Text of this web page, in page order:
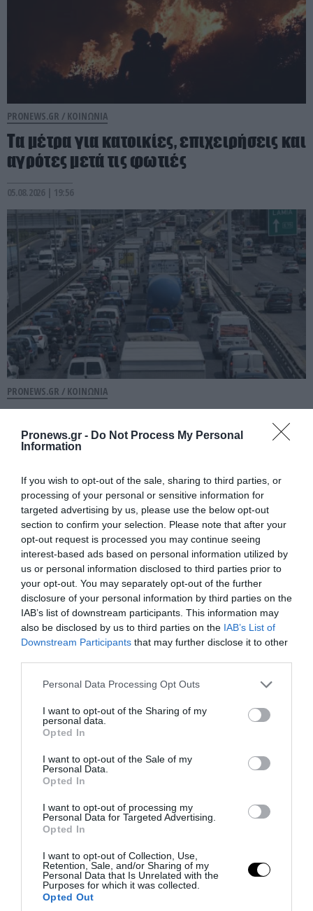
Pronews.gr - Do Not Process My Personal
Information
If you wish to opt-out of the sale, sharing to third parties, or
processing of your personal or sensitive information for
targeted advertising by us, please use the below opt-out
section to confirm your selection. Please note that after your
opt-out request is processed you may continue seeing
interest-based ads based on personal information utilized by
us or personal information disclosed to third parties prior to
your opt-out. You may separately opt-out of the further
disclosure of your personal information by third parties on the
IAB’s list of downstream participants. This information may
also be disclosed by us to third parties on the IAB’s List of
Downstream Participants that may further disclose it to other
Please note that this website/app uses one or more Google
not limited to your visit or usage behaviour. You may click to
grant or deny consent to Google and its third-party tags to
use your data for below specified purposes in below Google
consent section.
Personal Data Processing Opt Outs
I want to opt-out of the Sharing of my
personal data.
Opted In
I want to opt-out of the Sale of my
Personal Data.
Opted In
I want to opt-out of processing my
Personal Data for Targeted Advertising.
Opted In
I want to opt-out of Collection, Use,
Retention, Sale, and/or Sharing of my
Personal Data that Is Unrelated with the
Purposes for which it was collected.
Opted Out
PRONEWS.GR / ΚΟΙΝΩΝΙΑ
Τα μέτρα για κατοικίες, επιχειρήσεις και
αγρότες μετά τις φωτιές
05.08.2026 | 19:56
PRONEWS.GR / ΚΟΙΝΩΝΙΑ
Τροχαίο σημειώθηκε στη Λεωφόρο
Κηφισού στο ύψος της γέφυρας
Καλυφτάκη
05.08.2026 | 17:15
PRONEWS.GR /ΚΟΙΝΩΝΙΑ
Θεσσαλονίκη: Ανήλικη εντοπίστηκε να
περιπλανιέται μόνη της στους δρόμους –
05.08.2026 | 09:10